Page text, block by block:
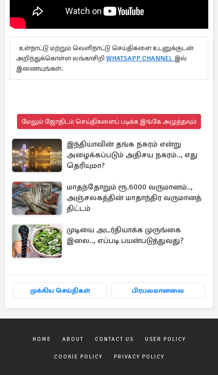
உள்நாட்டு மற்றும் வெளிநாட்டு செய்திகளை உடனுக்குடன்
அறிந்துக்கொள்ள லங்காசிறி WHATSAPP CHANNEL இல்
இணையுங்கள்.
மேலும் ஜோதிடம் செய்திகளைப் படிக்க இங்கே அழுத்தவும்
இந்தியாவின் தங்க நகரம் என்று
அழைக்கப்படும் அதிசய நகரம்.., எது
தெரியுமா?
மாதந்தோறும் ரூ.6000 வருமானம்..,
அஞ்சலகத்தின் மாதாந்திர வருமானத்
திட்டம்
முடியை அடர்தியாக்க முருங்கை
இலை.., எப்படி பயன்படுத்துவது?
முக்கிய செய்திகள் பிரபலமானவை
HOME ABOUT CONTACT US USER POLICY
COOKIE POLICY PRIVACY POLICY